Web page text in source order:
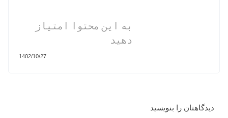
به این محتوا امتیاز
دهید
1402/10/27
دیدگاهتان را بنویسید